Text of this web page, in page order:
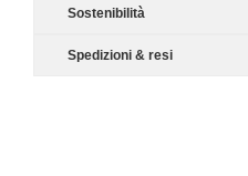
Sostenibilità
Spedizioni & resi